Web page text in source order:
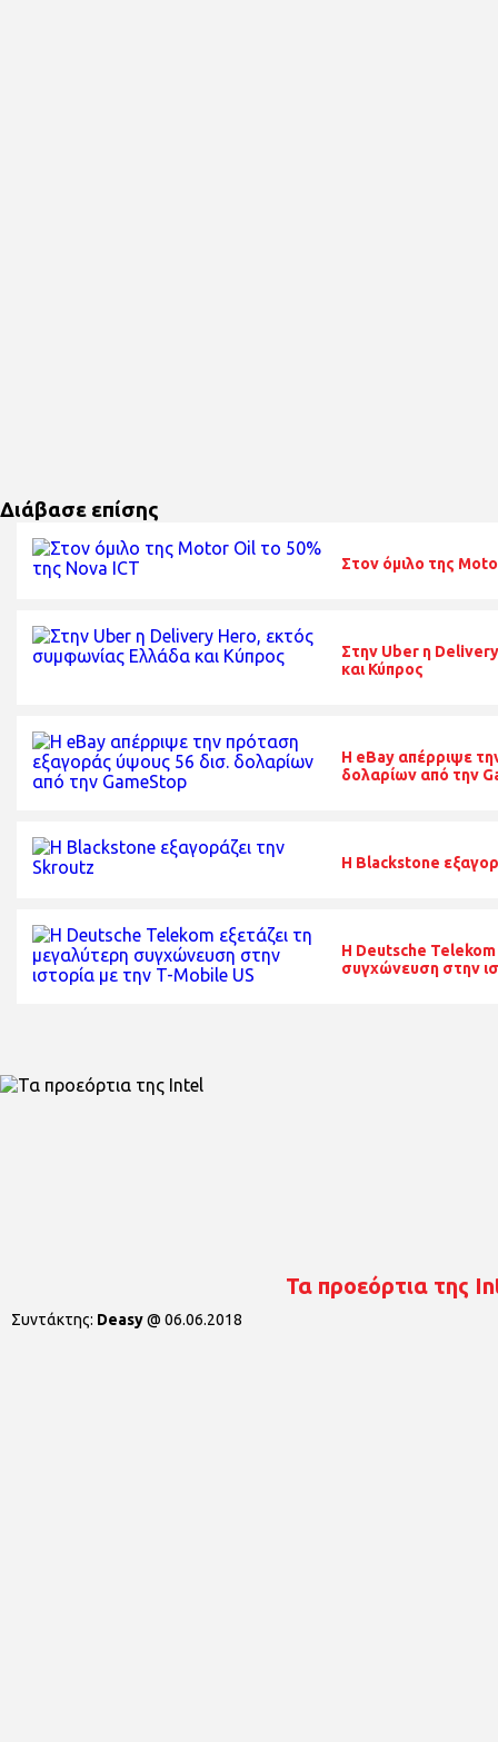
Διάβασε επίσης
Στον όμιλο της
Στην Uber η
και Κύπρος
H eBay απέρριψε
δολαρίων από την
Η Blackstone
Η Deutsche Telekom
συγχώνευση στην
Τα προεόρτια της
Συντάκτης: Deasy@ 06.06.2018